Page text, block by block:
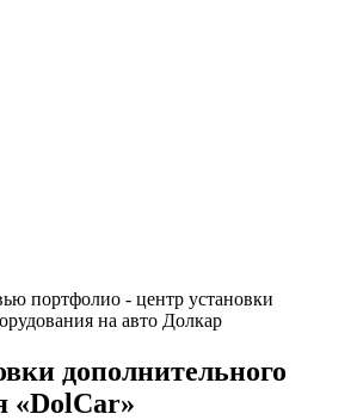
дополнительного
«DolCar»